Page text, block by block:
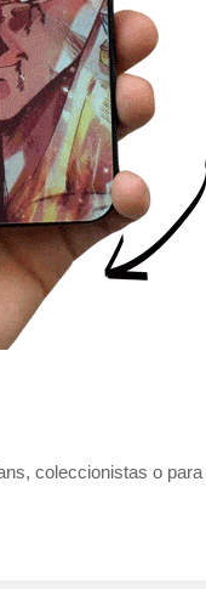
coleccionistas o